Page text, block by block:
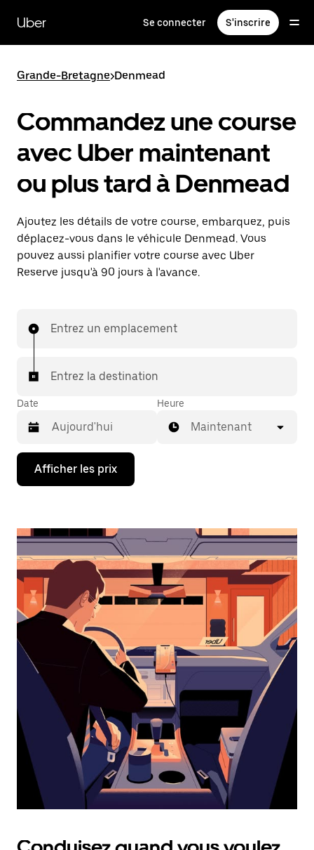
contenu
principal
Uber Se connecter S'inscrire
Grande-Bretagne>Denmead
Commandez une course
avec Uber maintenant
ou plus tard à Denmead
Ajoutez les détails de votre course, embarquez, puis
déplacez-vous dans le véhicule Denmead. Vous
pouvez aussi planifier votre course avec Uber
Reserve jusqu'à 90 jours à l'avance.
Entrez un emplacement
Entrez la destination
Date
Appuyez
la
bas
interagir
avec
calendrier
et
sélectionner
une
date.
Appuyez
d'échappement
pour
fermer
calendrier.
Heure
Maintenant
Afficher les prix